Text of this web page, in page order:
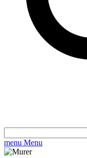
efter:
menu Menu